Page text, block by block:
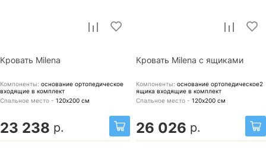
Кровать Milena
Компоненты: основание ортопедическое
входящие в комплект
Спальное место - 120х200 см
23 238 р.
Кровать Milena с ящиками
Компоненты: основание ортопедическое2
ящика входящие в комплект
Спальное место - 120х200 см
26 026 р.